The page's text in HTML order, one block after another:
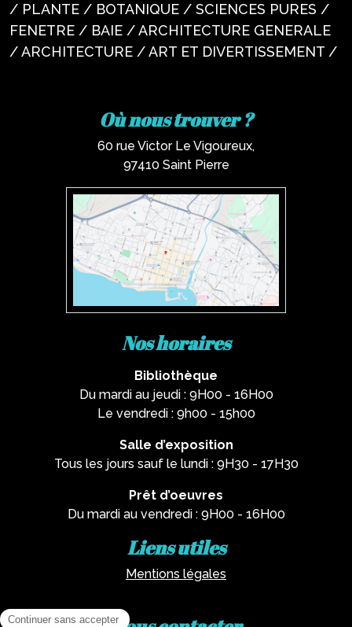
/ PLANTE / BOTANIQUE / SCIENCES PURES /
FENETRE / BAIE / ARCHITECTURE GENERALE
/ ARCHITECTURE / ART ET DIVERTISSEMENT /
Où nous trouver ?
60 rue Victor Le Vigoureux,
97410 Saint Pierre
Nos horaires
Bibliothèque
Du mardi au jeudi : 9H00 - 16H00
Le vendredi : 9h00 - 15h00
Salle d’exposition
Tous les jours sauf le lundi : 9H30 - 17H30
Prêt d’oeuvres
Du mardi au vendredi : 9H00 - 16H00
Liens utiles
Mentions légales